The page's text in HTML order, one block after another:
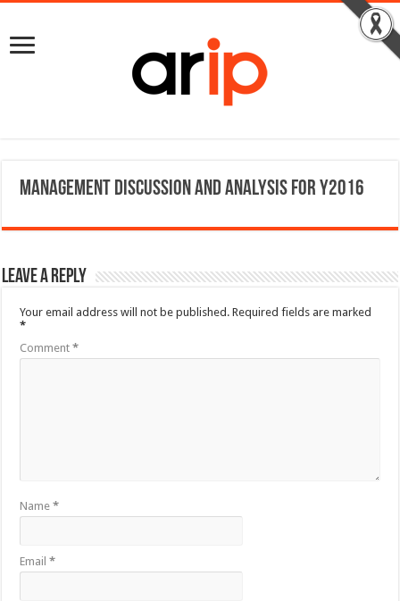
Management Discussion and Analysis for Y2016
Leave a Reply
Your email address will not be published. Required fields are marked
*
Comment*
Name*
Email*